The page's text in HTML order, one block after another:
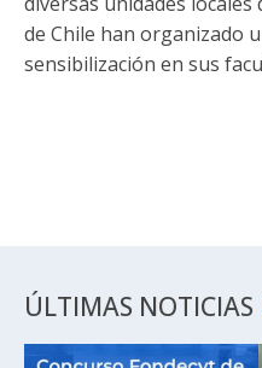
de Chile han organizado
sensibilización en sus
ÚLTIMAS NOTICIAS